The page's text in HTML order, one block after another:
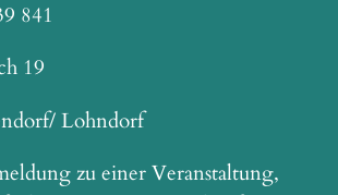
841
19
Lohndorf
zu einer Veranstaltung,